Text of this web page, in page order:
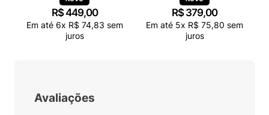
R$449,00
Em até 6x R$ 74,83 sem
juros
R$ 379,00
Em até 5x R$ 75,80 sem
juros
Avaliações